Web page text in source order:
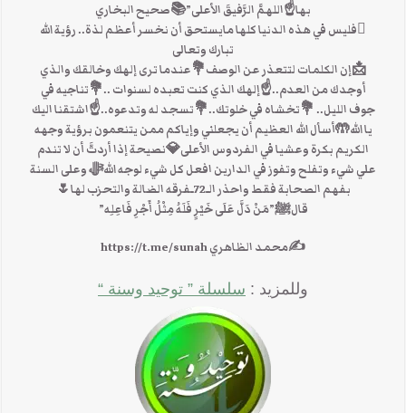
بها☝اللهمَّ الرَّفيقَ الأعلى”📚صحيح البخاري
فليس في هذه الدنيا كلها مايستحق أن نخسر أعظم لذة.. رؤية الله
تبارك وتعالى
📩إن الكلمات لتتعذر عن الوصف💐عندما ترى إلهك وخالقك والذي
أوجدك من العدم..☝إلهك الذي كنت تعبده لسنوات ..💐تناجيه في
جوف الليل.. 💐تخشاه في خلوتك..💐تسجد له وتدعوه..☝اشتقنا اليك
يا الله🤲أسأل الله العظيم أن يجعلني وإياكم ممن يتنعمون برؤية وجهه
الكريم بكرة وعشيا في الفردوس الأعلى💎نصيحة إذا أردتَّ أن لا تندم
علي شيء وتفلح وتفوز في الدارين افعل كل شيء لوجه اللهﷻ وعلى السنة
بفهم الصحابة فقط واحذر الـ72ـفرقه الضالة والتحزب لها🌷
قالﷺ”مَنْ دَلَّ عَلَى خَيْرٍ فَلَهُ مِثْلُ أَجْرِ فَاعِلِه”
✍محمد الظاهري https://t.me/sunah
وللمزيد : سلسلة ” توحيد وسنة “